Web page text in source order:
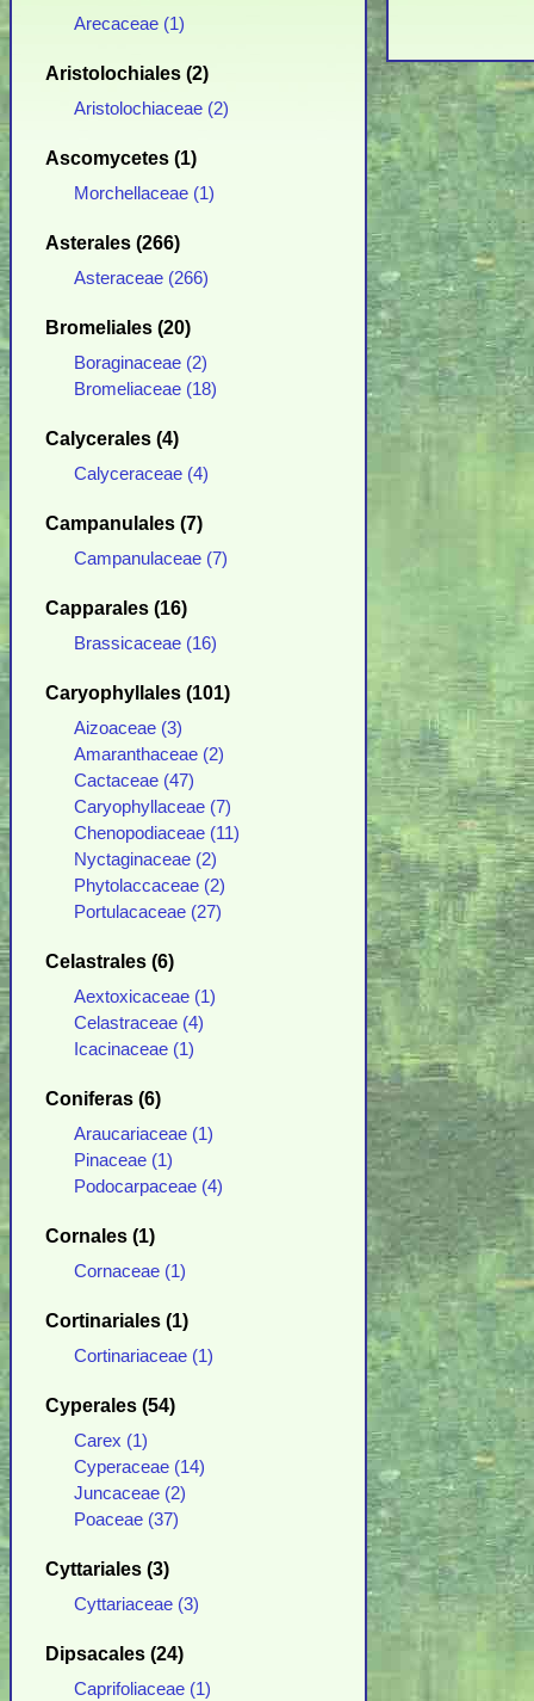
Arecaceae (1)
Aristolochiales (2)
Aristolochiaceae (2)
Ascomycetes (1)
Morchellaceae (1)
Asterales (266)
Asteraceae (266)
Bromeliales (20)
Boraginaceae (2)
Bromeliaceae (18)
Calycerales (4)
Calyceraceae (4)
Campanulales (7)
Campanulaceae (7)
Capparales (16)
Brassicaceae (16)
Caryophyllales (101)
Aizoaceae (3)
Amaranthaceae (2)
Cactaceae (47)
Caryophyllaceae (7)
Chenopodiaceae (11)
Nyctaginaceae (2)
Phytolaccaceae (2)
Portulacaceae (27)
Celastrales (6)
Aextoxicaceae (1)
Celastraceae (4)
Icacinaceae (1)
Coniferas (6)
Araucariaceae (1)
Pinaceae (1)
Podocarpaceae (4)
Cornales (1)
Cornaceae (1)
Cortinariales (1)
Cortinariaceae (1)
Cyperales (54)
Carex (1)
Cyperaceae (14)
Juncaceae (2)
Poaceae (37)
Cyttariales (3)
Cyttariaceae (3)
Dipsacales (24)
Caprifoliaceae (1)